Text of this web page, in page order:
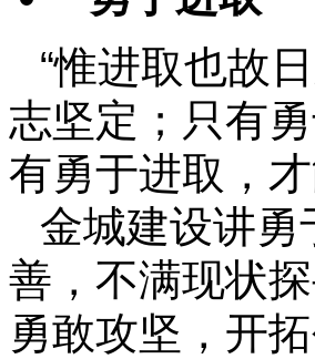
“惟进取也故
志坚定；只有
有勇于进取，
金城建设讲
善，不满现状
勇敢攻坚，开